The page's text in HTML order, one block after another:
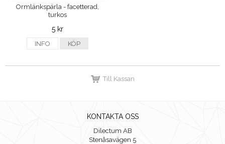
Ormlänkspärla - facetterad,
turkos
5 kr
INFO KÖP
Till Kassan
KONTAKTA OSS
Dilectum AB
Stenåsavägen 5